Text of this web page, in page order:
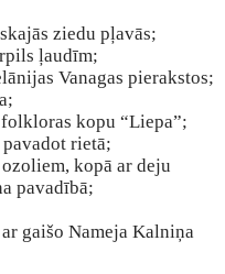
ziedu pļavās;
ļaudīm;
Vanagas pierakstos;
kopu “Liepa”;
rietā;
kopā ar deju
pavadībā;
gaišo Nameja Kalniņa